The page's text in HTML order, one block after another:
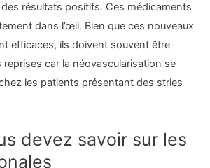
résultats positifs. Ces médicaments
dans l’œil. Bien que ces nouveaux
efficaces, ils doivent souvent être
reprises car la néovascularisation se
les patients présentant des stries
devez savoir sur les